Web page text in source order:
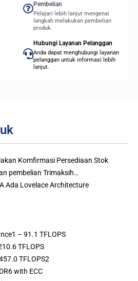
Pembelian
Pelajari lebih lanjut mengenai
langkah melakukan pembelian
produk.
Hubungi Layanan Pelanggan
Anda dapat menghubungi layanan
pelanggan untuk informasi lebih
lanjut.
Komfirmasi Persediaan Stok
pembelian Trimaksih…
Ada Lovelace Architecture
– 91.1 TFLOPS
TFLOPS
TFLOPS2
with ECC